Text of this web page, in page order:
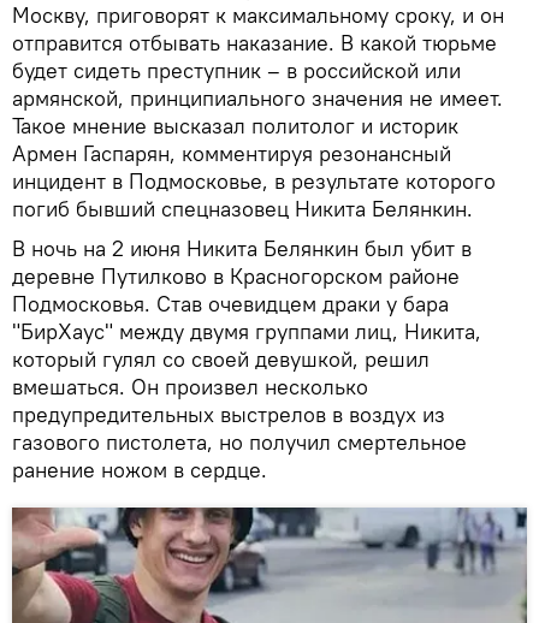
Москву, приговорят к максимальному сроку, и он
отправится отбывать наказание. В какой тюрьме
будет сидеть преступник – в российской или
армянской, принципиального значения не имеет.
Такое мнение высказал политолог и историк
Армен Гаспарян, комментируя резонансный
инцидент в Подмосковье, в результате которого
погиб бывший спецназовец Никита Белянкин.
В ночь на 2 июня Никита Белянкин был убит в
деревне Путилково в Красногорском районе
Подмосковья. Став очевидцем драки у бара
"БирХаус" между двумя группами лиц, Никита,
который гулял со своей девушкой, решил
вмешаться. Он произвел несколько
предупредительных выстрелов в воздух из
газового пистолета, но получил смертельное
ранение ножом в сердце.